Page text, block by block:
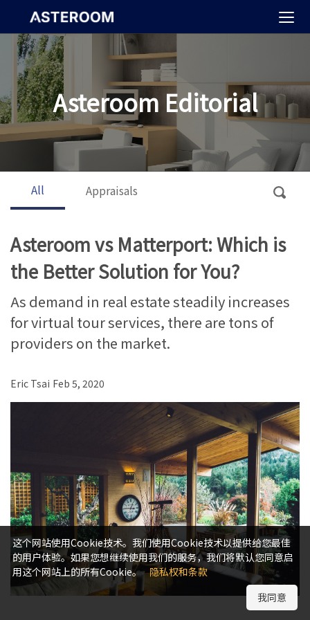
Asteroom Editorial
All Appraisals
Asteroom vs Matterport: Which is
the Better Solution for You?
As demand in real estate steadily increases
for virtual tour services, there are tons of
providers on the market.
Eric Tsai Feb 5, 2020
这个网站使用Cookie技术。我们使用Cookie技术以提供给您最佳
的用户体验。如果您想继续使用我们的服务，我们将默认您同意启
用这个网站上的所有Cookie。 隐私权和条款
我同意